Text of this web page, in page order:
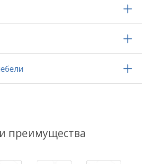
преимущества